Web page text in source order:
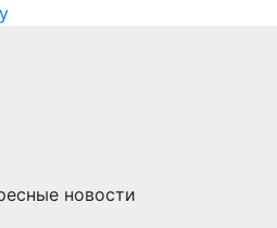
новости